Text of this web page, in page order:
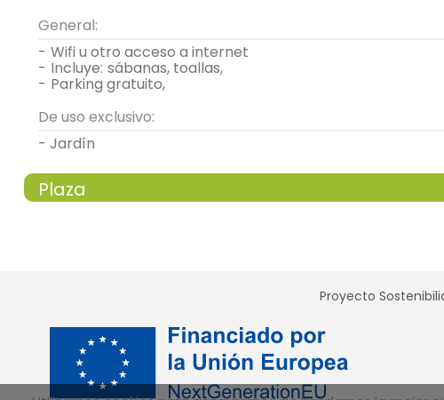
General:
-
wifi u otro acceso a internet
- incluye: sábanas, toallas,
-
parking gratuito,
De uso exclusivo:
- Jardín
Plaza
Calefacción,
armario,
Proyecto